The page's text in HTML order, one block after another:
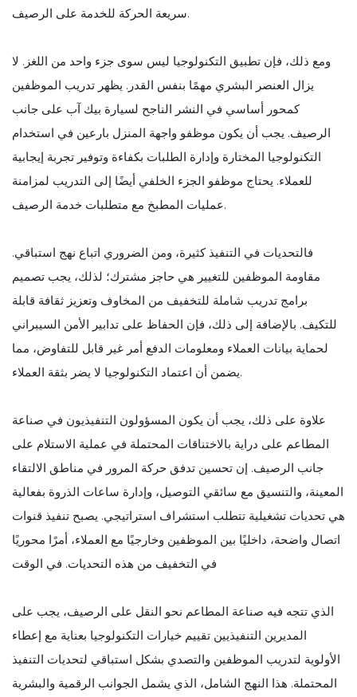
سريعة الحركة للخدمة على الرصيف.
ومع ذلك، فإن تطبيق التكنولوجيا ليس سوى جزء واحد من اللغز. لا
يزال العنصر البشري مهمًا بنفس القدر. يظهر تدريب الموظفين
كمحور أساسي في النشر الناجح لسيارة بيك آب على جانب
الرصيف. يجب أن يكون موظفو واجهة المنزل بارعين في استخدام
التكنولوجيا المختارة وإدارة الطلبات بكفاءة وتوفير تجربة إيجابية
للعملاء. يحتاج موظفو الجزء الخلفي أيضًا إلى التدريب لمزامنة
عمليات المطبخ مع متطلبات خدمة الرصيف.
فالتحديات في التنفيذ كثيرة، ومن الضروري اتباع نهج استباقي.
مقاومة الموظفين للتغيير هي حاجز مشترك؛ لذلك، يجب تصميم
برامج تدريب شاملة للتخفيف من المخاوف وتعزيز ثقافة قابلة
للتكيف. بالإضافة إلى ذلك، فإن الحفاظ على تدابير الأمن السيبراني
لحماية بيانات العملاء ومعلومات الدفع أمر غير قابل للتفاوض، مما
يضمن أن اعتماد التكنولوجيا لا يضر بثقة العملاء.
علاوة على ذلك، يجب أن يكون المسؤولون التنفيذيون في صناعة
المطاعم على دراية بالاختناقات المحتملة في عملية الاستلام على
جانب الرصيف. إن تحسين تدفق حركة المرور في مناطق الالتقاء
المعينة، والتنسيق مع سائقي التوصيل، وإدارة ساعات الذروة بفعالية
هي تحديات تشغيلية تتطلب استشراف استراتيجي. يصبح تنفيذ قنوات
اتصال واضحة، داخليًا بين الموظفين وخارجيًا مع العملاء، أمرًا محوريًا
في التخفيف من هذه التحديات. في الوقت
الذي تتجه فيه صناعة المطاعم نحو النقل على الرصيف، يجب على
المديرين التنفيذيين تقييم خيارات التكنولوجيا بعناية مع إعطاء
الأولوية لتدريب الموظفين والتصدي بشكل استباقي لتحديات التنفيذ
المحتملة. هذا النهج الشامل، الذي يشمل الجوانب الرقمية والبشرية